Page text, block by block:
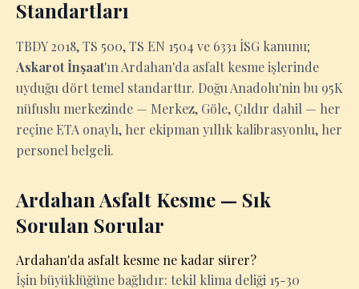
Standartları
TBDY 2018, TS 500, TS EN 1504 ve 6331 İSG kanunu;
Askarot İnşaat'ın Ardahan'da asfalt kesme işlerinde
uyduğu dört temel standarttır. Doğu Anadolu'nin bu 95K
nüfuslu merkezinde — Merkez, Göle, Çıldır dahil — her
reçine ETA onaylı, her ekipman yıllık kalibrasyonlu, her
personel belgeli.
Ardahan Asfalt Kesme — Sık
Sorulan Sorular
Ardahan'da asfalt kesme ne kadar sürer?
İşin büyüklüğüne bağlıdır: tekil klima deliği 15-30